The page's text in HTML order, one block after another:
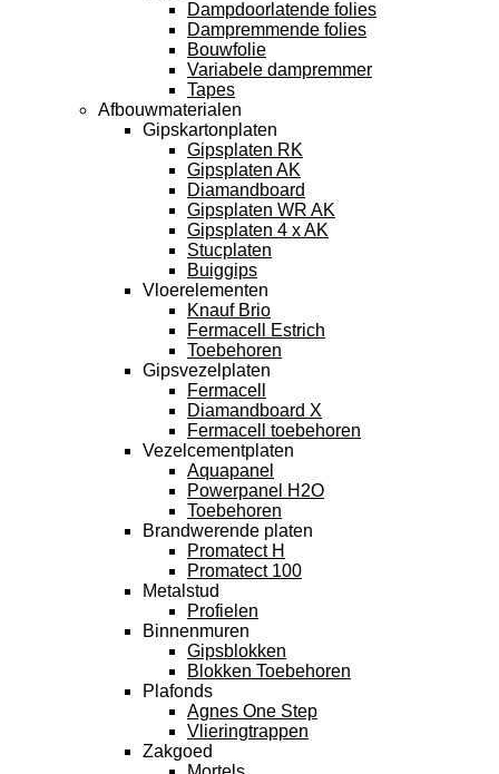
Dampdoorlatende folies
Dampremmende folies
Bouwfolie
Variabele dampremmer
Tapes
Afbouwmaterialen
Gipskartonplaten
Gipsplaten RK
Gipsplaten AK
Diamandboard
Gipsplaten WR AK
Gipsplaten 4 x AK
Stucplaten
Buiggips
Vloerelementen
Knauf Brio
Fermacell Estrich
Toebehoren
Gipsvezelplaten
Fermacell
Diamandboard X
Fermacell toebehoren
Vezelcementplaten
Aquapanel
Powerpanel H2O
Toebehoren
Brandwerende platen
Promatect H
Promatect 100
Metalstud
Profielen
Binnenmuren
Gipsblokken
Blokken Toebehoren
Plafonds
Agnes One Step
Vlieringtrappen
Zakgoed